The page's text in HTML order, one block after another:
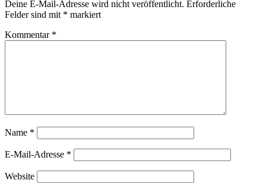
Deine E-Mail-Adresse wird nicht veröffentlicht. Erforderliche
Felder sind mit * markiert
Kommentar *
Name *
E-Mail-Adresse *
Website